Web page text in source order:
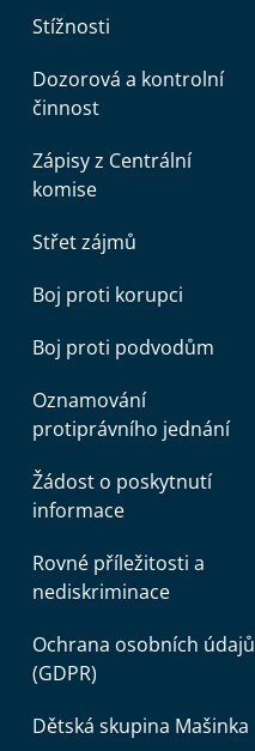
Stížnosti
Dozorová a kontrolní
činnost
Zápisy z Centrální
komise
Střet zájmů
Boj proti korupci
Boj proti podvodům
Oznamování
protiprávního jednání
Žádost o poskytnutí
informace
Rovné příležitosti a
nediskriminace
Ochrana osobních údajů
(GDPR)
Dětská skupina Mašinka